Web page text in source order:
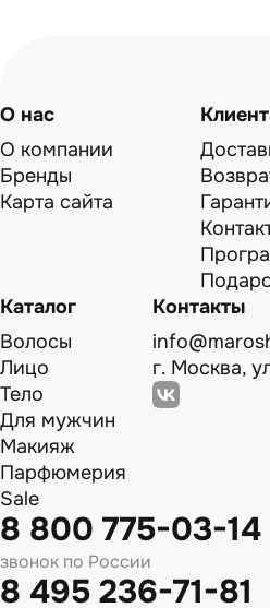
О нас
О компании
Бренды
Карта сайта
Каталог
Волосы
Лицо
Тело
Для мужчин
Макияж
Парфюмерия
Sale
Контакты
г. Москва,
8 800 775-03-14
звонок по России
8 495 236-71-81